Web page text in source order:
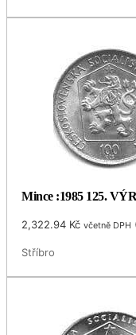
Mince :1985 125.
2,322.94 Kč včetně DPH
Stříbro